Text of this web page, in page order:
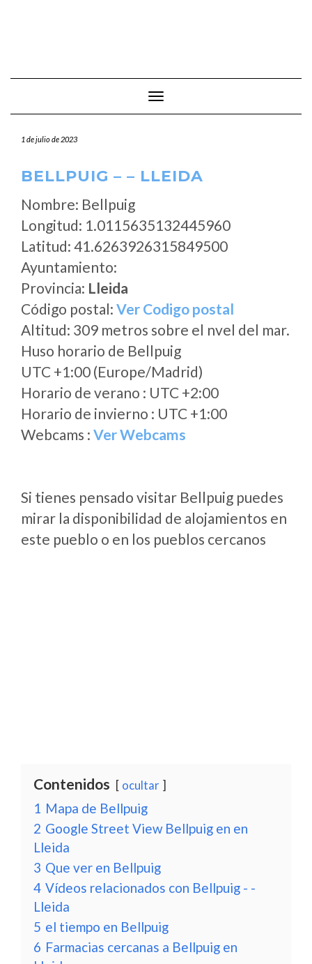
Cambiar modo de navegación
1 de julio de 2023
BELLPUIG – – LLEIDA
Nombre: Bellpuig
Longitud: 1.0115635132445960
Latitud: 41.6263926315849500
Ayuntamiento:
Provincia: Lleida
Código postal: Ver Codigo postal
Altitud: 309 metros sobre el nvel del mar.
Huso horario de Bellpuig
UTC +1:00 (Europe/Madrid)
Horario de verano : UTC +2:00
Horario de invierno : UTC +1:00
Webcams : Ver Webcams
Si tienes pensado visitar Bellpuig puedes
mirar la disponibilidad de alojamientos en
este pueblo o en los pueblos cercanos
Contenidos ocultar
1 Mapa de Bellpuig
2 Google Street View Bellpuig en en
Lleida
3 Que ver en Bellpuig
4 Vídeos relacionados con Bellpuig - -
Lleida
5 el tiempo en Bellpuig
6 Farmacias cercanas a Bellpuig en